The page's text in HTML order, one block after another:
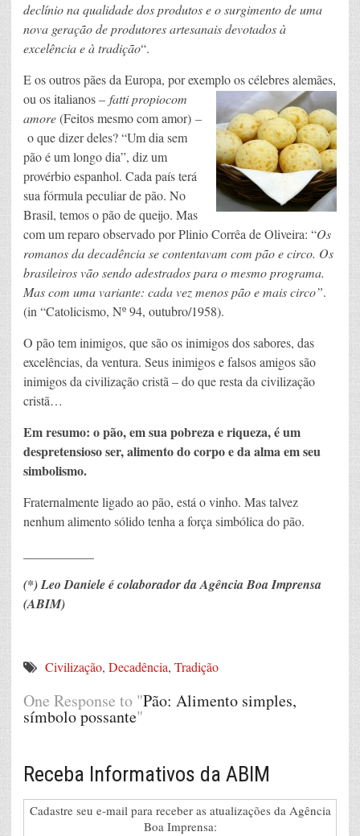
declínio na qualidade dos produtos e o surgimento de uma
nova geração de produtores artesanais devotados à
excelência e à tradição“.
E os outros pães da Europa, por exemplo os célebres alemães,
ou os italianos – fatti propiocom
amore(Feitos mesmo com amor) –
o que dizer deles? “Um dia sem
pão é um longo dia”, diz um
provérbio espanhol. Cada país terá
sua fórmula peculiar de pão. No
Brasil, temos o pão de queijo. Mas
com um reparo observado por Plinio Corrêa de Oliveira: “Os
romanos da decadência se contentavam com pão e circo. Os
brasileiros vão sendo adestrados para o mesmo programa.
Mas com uma variante: cada vez menos pão e mais circo”.
(in “Catolicismo, Nº 94, outubro/1958).
O pão tem inimigos, que são os inimigos dos sabores, das
excelências, da ventura. Seus inimigos e falsos amigos são
inimigos da civilização cristã – do que resta da civilização
cristã…
Em resumo: o pão, em sua pobreza e riqueza, é um
despretensioso ser, alimento do corpo e da alma em seu
simbolismo.
Fraternalmente ligado ao pão, está o vinho. Mas talvez
nenhum alimento sólido tenha a força simbólica do pão.
(*) Leo Daniele é colaborador da Agência Boa Imprensa
(ABIM)
Civilização, Decadência, Tradição
One Response to "Pão: Alimento simples,
símbolo possante"
Receba Informativos da ABIM
Cadastre seu e-mail para receber as atualizações da Agência
Boa Imprensa: